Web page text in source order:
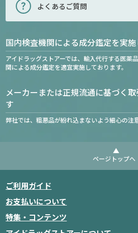
よくあるご質問
国内検査機関による成分鑑定を実
アイドラッグストアーでは、輸入代行する医薬
関による成分鑑定を適宜実施しております。
メーカーまたは正規流通に基づく
す
弊社では、粗悪品が紛れ込まないよう細心の注
ページトップへ
ご利用ガイド
お支払いについて
特集・コンテンツ